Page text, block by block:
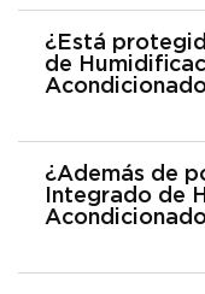
¿Está
de
¿Además de
Integrado de